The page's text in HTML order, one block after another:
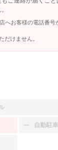
へお客様の電話番号
だけません。
自動駐
：装備